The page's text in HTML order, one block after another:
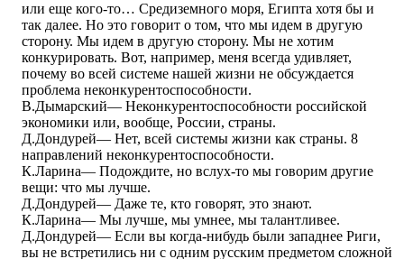
или еще кого-то… Средиземного моря, Египта хотя бы и
так далее. Но это говорит о том, что мы идем в другую
сторону. Мы идем в другую сторону. Мы не хотим
конкурировать. Вот, например, меня всегда удивляет,
почему во всей системе нашей жизни не обсуждается
проблема неконкурентоспособности.
В.Дымарский― Неконкурентоспособности российской
экономики или, вообще, России, страны.
Д.Дондурей― Нет, всей системы жизни как страны. 8
направлений неконкурентоспособности.
К.Ларина― Подождите, но вслух-то мы говорим другие
вещи: что мы лучше.
Д.Дондурей― Даже те, кто говорят, это знают.
К.Ларина― Мы лучше, мы умнее, мы талантливее.
Д.Дондурей― Если вы когда-нибудь были западнее Риги,
вы не встретились ни с одним русским предметом сложной